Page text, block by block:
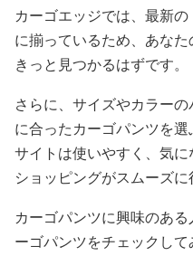
カーゴエッジでは、最新
に揃っているため、あな
きっと見つかるはずです。
さらに、サイズやカラー
に合ったカーゴパンツを選
サイトは使いやすく、気に
ショッピングがスムーズに
カーゴパンツに興味のあ
ーゴパンツをチェックして